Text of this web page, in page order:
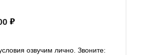
озвучим лично. Звоните: